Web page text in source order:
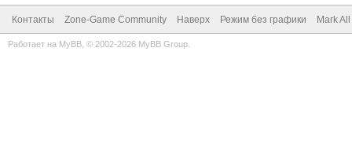
Контакты Zone-Game Community Наверх Режим без графики Mark
Работает на MyBB , © 2002-2026 MyBB Group